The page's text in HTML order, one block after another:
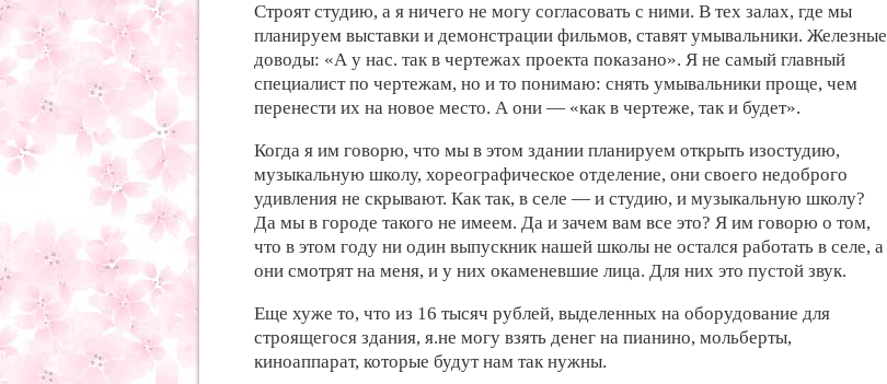
Строят студию, а я ничего не могу согласовать с ними. В тех залах, где мы
планируем выставки и демонстрации фильмов, ставят умывальники. Железные
доводы: «А у нас. так в чертежах проекта показано». Я не самый главный
специалист по чертежам, но и то понимаю: снять умывальники проще, чем
перенести их на новое место. А они — «как в чертеже, так и будет».
Когда я им говорю, что мы в этом здании планируем открыть изостудию,
музыкальную школу, хореографическое отделение, они своего недоброго
удивления не скрывают. Как так, в селе — и студию, и музыкальную школу?
Да мы в городе такого не имеем. Да и зачем вам все это? Я им говорю о том,
что в этом году ни один выпускник нашей школы не остался работать в селе, а
они смотрят на меня, и у них окаменевшие лица. Для них это пустой звук.
Еще хуже то, что из 16 тысяч рублей, выделенных на оборудование для
строящегося здания, я.не могу взять денег на пианино, мольберты,
киноаппарат, которые будут нам так нужны.